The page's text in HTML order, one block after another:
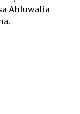
Ahluwalia